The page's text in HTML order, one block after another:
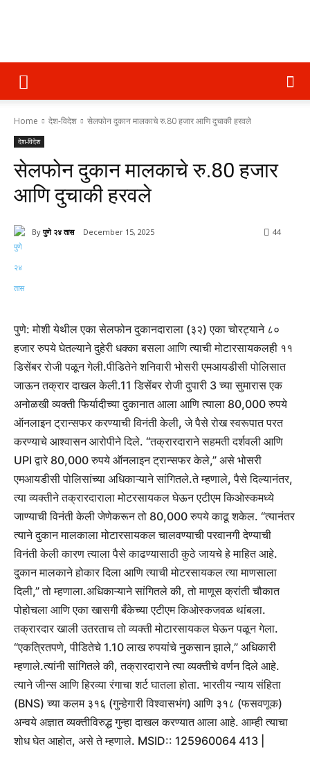
पुणे
२४
Home देश-विदेश सेलफोन दुकान मालकाचे रु.80 हजार आणि दुचाकी हरवले
देश-विदेश
सेलफोन दुकान मालकाचे रु.80 हजार
आणि दुचाकी हरवले
By पुणे २४ तास December 15, 2025 44
पुणे: मोशी येथील एका सेलफोन दुकानदाराला (३२) एका चोरट्याने ८०
हजार रुपये घेतल्याने दुहेरी धक्का बसला आणि त्याची मोटारसायकलही ११
डिसेंबर रोजी पळून गेली.पीडितेने शनिवारी भोसरी एमआयडीसी पोलिसात
जाऊन तक्रार दाखल केली.11 डिसेंबर रोजी दुपारी 3 च्या सुमारास एक
अनोळखी व्यक्ती फिर्यादीच्या दुकानात आला आणि त्याला 80,000 रुपये
ऑनलाइन ट्रान्सफर करण्याची विनंती केली, जे पैसे रोख स्वरूपात परत
करण्याचे आश्वासन आरोपीने दिले. “तक्रारदाराने सहमती दर्शवली आणि
UPI द्वारे 80,000 रुपये ऑनलाइन ट्रान्सफर केले,” असे भोसरी
एमआयडीसी पोलिसांच्या अधिकाऱ्याने सांगितले.ते म्हणाले, पैसे दिल्यानंतर,
त्या व्यक्तीने तक्रारदाराला मोटरसायकल घेऊन एटीएम किओस्कमध्ये
जाण्याची विनंती केली जेणेकरून तो 80,000 रुपये काढू शकेल. “त्यानंतर
त्याने दुकान मालकाला मोटारसायकल चालवण्याची परवानगी देण्याची
विनंती केली कारण त्याला पैसे काढण्यासाठी कुठे जायचे हे माहित आहे.
दुकान मालकाने होकार दिला आणि त्याची मोटरसायकल त्या माणसाला
दिली,” तो म्हणाला.अधिकाऱ्याने सांगितले की, तो माणूस क्रांती चौकात
पोहोचला आणि एका खासगी बँकेच्या एटीएम किओस्कजवळ थांबला.
तक्रारदार खाली उतरताच तो व्यक्ती मोटारसायकल घेऊन पळून गेला.
“एकत्रितपणे, पीडितेचे 1.10 लाख रुपयांचे नुकसान झाले,” अधिकारी
म्हणाले.त्यांनी सांगितले की, तक्रारदाराने त्या व्यक्तीचे वर्णन दिले आहे.
त्याने जीन्स आणि हिरव्या रंगाचा शर्ट घातला होता. भारतीय न्याय संहिता
(BNS) च्या कलम ३१६ (गुन्हेगारी विश्वासभंग) आणि ३१८ (फसवणूक)
अन्वये अज्ञात व्यक्तीविरुद्ध गुन्हा दाखल करण्यात आला आहे. आम्ही त्याचा
शोध घेत आहोत, असे ते म्हणाले. MSID:: 125960064 413 |